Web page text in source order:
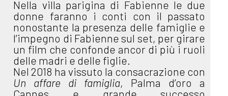
Nella villa parigina di Fabienne le due
donne faranno i conti con il passato
nonostante la presenza delle famiglie e
l’impegno di Fabienne sul set, per girare
un film che confonde ancor di più i ruoli
delle madri e delle figlie.
Nel 2018 ha vissuto la consacrazione con
Un affare di famiglia, Palma d’oro a